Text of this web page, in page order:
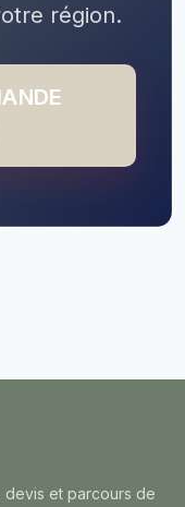
région.
et parcours de